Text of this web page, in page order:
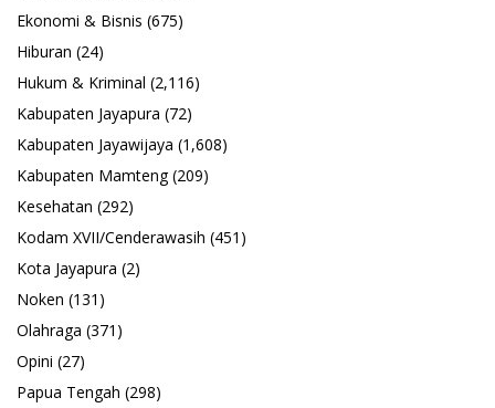
Ekonomi & Bisnis (675)
Hiburan (24)
Hukum & Kriminal (2,116)
Kabupaten Jayapura (72)
Kabupaten Jayawijaya (1,608)
Kabupaten Mamteng(209)
Kesehatan (292)
Kodam XVII/Cenderawasih (451)
Kota Jayapura (2)
Noken (131)
Olahraga (371)
Opini (27)
Papua Tengah (298)